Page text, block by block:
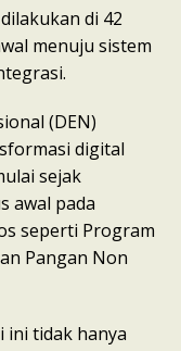
di 42
menuju sistem
(DEN)
digital
sejak
awal pada
seperti Program
Pangan Non
ini tidak hanya